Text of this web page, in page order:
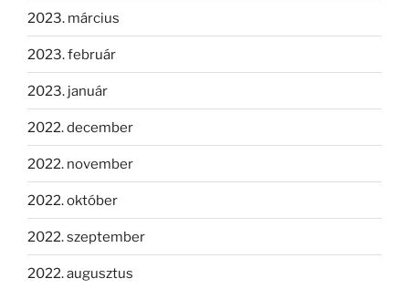
2023. március
2023. február
2023. január
2022. december
2022. november
2022. október
2022. szeptember
2022. augusztus